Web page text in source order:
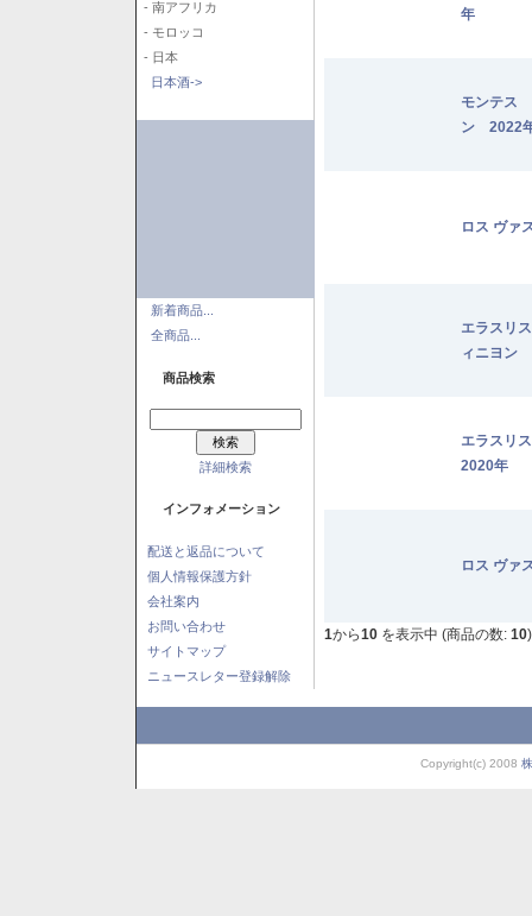
- 南アフリカ
- モロッコ
- 日本
日本酒->
新着商品...
全商品...
商品検索
詳細検索
インフォメーション
配送と返品について
個人情報保護方針
会社案内
お問い合わせ
サイトマップ
ニュースレター登録解除
年
モンテス
ン 2022
ロス ヴァ
エラスリ
ィニヨン
エラスリ
2020年
ロス ヴァ
1から10 を表示中 (商品の数: 10)
Copyright(c) 2008